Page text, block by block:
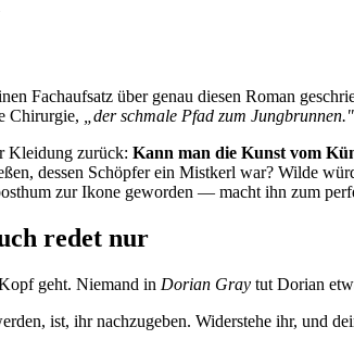
Fachaufsatz über genau diesen Roman
Chirurgie,
„der schmale Pfad zum Jungbrunnen."
Kleidung zurück: Kann man die Kunst vom
dessen Schöpfer ein Mistkerl war? Wilde
zur Ikone geworden — macht ihn zum
redet nur
geht. Niemand in Dorian Gray tut Dorian
ist, ihr nachzugeben. Widerstehe ihr, und